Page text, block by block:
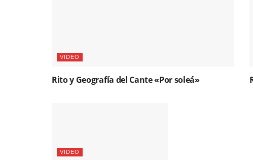
VIDEO
Rito y Geografía del Cante «Por soleá»
VIDEO